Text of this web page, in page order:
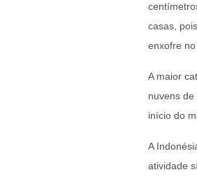
casas,
enxofre no
A maior
nuvens
início do
A
atividade